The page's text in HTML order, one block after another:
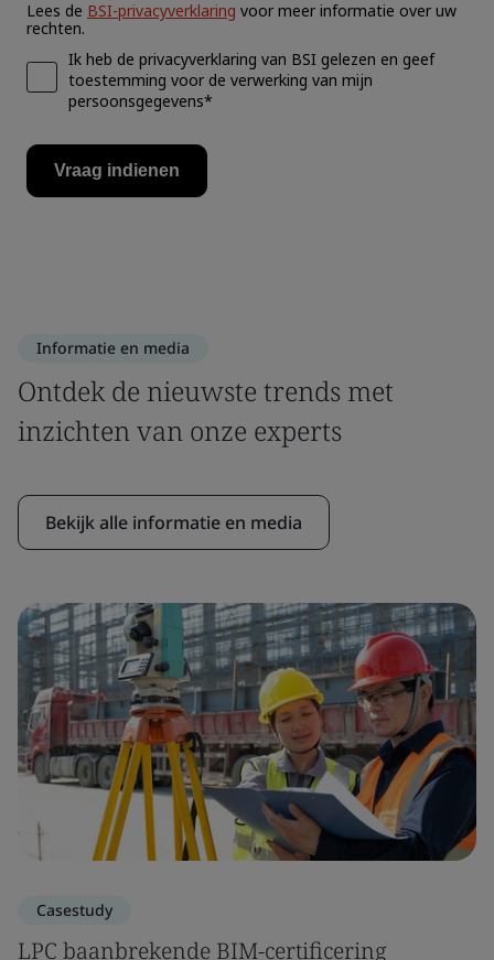
Informatie en media
Ontdek de nieuwste trends met
inzichten van onze experts
Bekijk alle informatie en media
Casestudy
LPC baanbrekende BIM-certificering